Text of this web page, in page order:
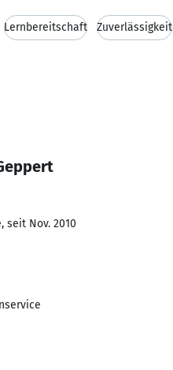
Lernbereitschaft Zuverlässigkeit
seit Nov. 2010